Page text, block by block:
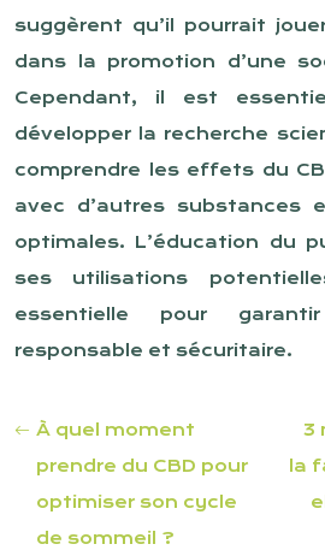
suggèrent qu’il pourrait
dans la promotion d’une
Cependant, il est
développer la recherche
comprendre les effets du
avec d’autres substances
optimales. L’éducation du
ses utilisations
essentielle pour
responsable et sécuritaire.
À quel moment
prendre du CBD pour
optimiser son cycle
de sommeil ?
3
la